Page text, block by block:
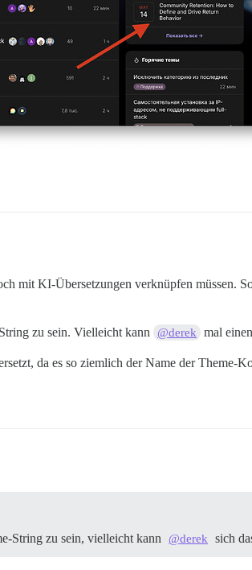
mit KI-Übersetzungen verknüpfen müssen.
zu sein. Vielleicht kann @derek mal
da es so ziemlich der Name der Theme-
String zu sein, vielleicht kann
@derek sich